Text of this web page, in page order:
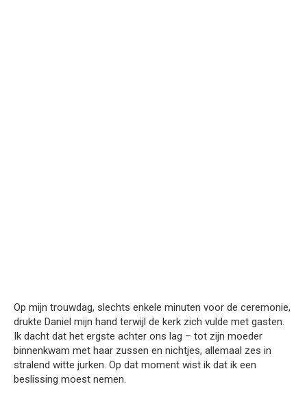
Op mijn trouwdag, slechts enkele minuten voor de ceremonie,
drukte Daniel mijn hand terwijl de kerk zich vulde met gasten.
Ik dacht dat het ergste achter ons lag – tot zijn moeder
binnenkwam met haar zussen en nichtjes, allemaal zes in
stralend witte jurken. Op dat moment wist ik dat ik een
beslissing moest nemen.